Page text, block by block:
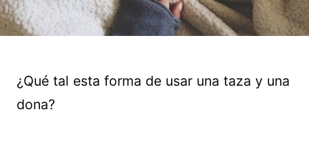
¿Qué tal esta forma de usar una taza y una
dona?